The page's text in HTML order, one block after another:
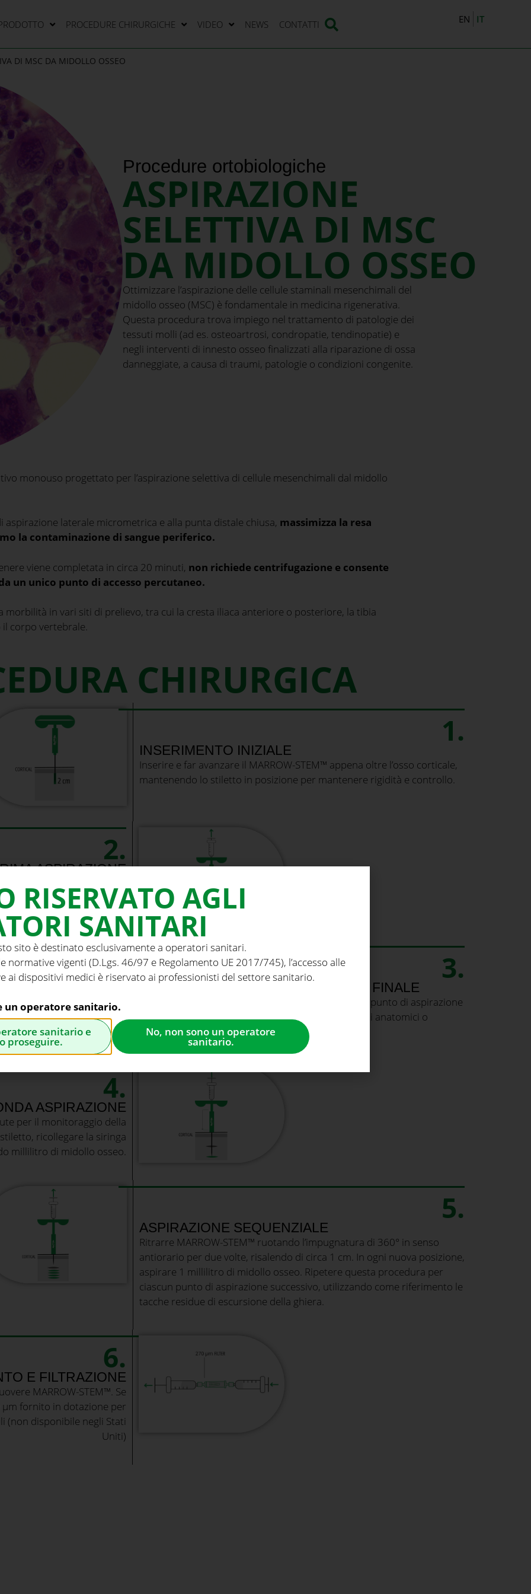
PROCEDURE CHIRURGICHE VIDEO NEWS CONTATTI EN IT
DI MSC DA MIDOLLO OSSEO
Procedure ortobiologiche
ASPIRAZIONE
SELETTIVA DI MSC
DA MIDOLLO OSSEO
Ottimizzare l’aspirazione delle cellule staminali mesenchimali del
midollo osseo (MSC) è fondamentale in medicina rigenerativa.
Questa procedura trova impiego nel trattamento di patologie dei
tessuti molli (ad es. osteoartrosi, condropatie, tendinopatie) e
negli interventi di innesto osseo finalizzati alla riparazione di ossa
danneggiate, a causa di traumi, patologie o condizioni congenite.
monouso progettato per l’aspirazione selettiva di cellule mesenchimali dal midollo
aspirazione laterale micrometrica e alla punta distale chiusa, massimizza la resa
la contaminazione di sangue periferico.
viene completata in circa 20 minuti, non richiede centrifugazione e consente
un unico punto di accesso percutaneo.
morbilità in vari siti di prelievo, tra cui la cresta iliaca anteriore o posteriore, la tibia
corpo vertebrale.
CHIRURGICA
1.
INSERIMENTO INIZIALE
Inserire e far avanzare il MARROW-STEM™ appena oltre l’osso corticale,
mantenendo lo stiletto in posizione per mantenere rigidità e controllo.
2.
ASPIRAZIONE
VacLok e aspirare il primo
dalla posizione iniziale
3.
AVANZAMENTO ALLA PROFONDITÀ FINALE
Reinserire lo stiletto e avanzare il dispositivo fino al punto di aspirazione
più profondo desiderato, guidandosi con riferimenti anatomici o
secondo il piano chirurgico.
4.
ASPIRAZIONE
per il monitoraggio della
ricollegare la siringa
millilitro di midollo osseo.
5.
ASPIRAZIONE SEQUENZIALE
Ritrarre MARROW-STEM™ ruotando l’impugnatura di 360° in senso
antiorario per due volte, risalendo di circa 1 cm. In ogni nuova posizione,
aspirare 1 millilitro di midollo osseo. Ripetere questa procedura per
ciascun punto di aspirazione successivo, utilizzando come riferimento le
tacche residue di escursione della ghiera.
6.
E FILTRAZIONE
MARROW-STEM™. Se
fornito in dotazione per
(non disponibile negli Stati
Uniti)
RISERVATO AGLI
SANITARI
sito è destinato esclusivamente a operatori sanitari.
normative vigenti (D.Lgs. 46/97 e Regolamento UE 2017/745), l’accesso alle
ai dispositivi medici è riservato ai professionisti del settore sanitario.
un operatore sanitario.
sanitario e
proseguire.
No, non sono un operatore
sanitario.